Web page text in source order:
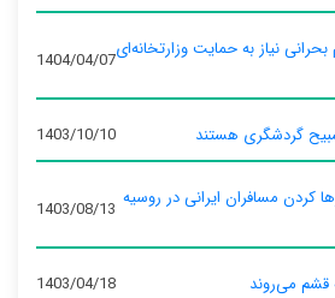
نیاز به حمایت وزارتخانه‌ای1404/04/07
گردشگری هستند 1403/10/10
کردن مسافران ایرانی در روسیه 1403/08/13
قشم می‌روند 1403/04/18